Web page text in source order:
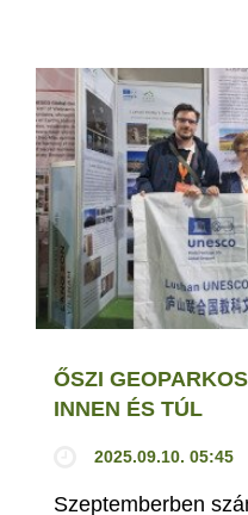
ŐSZI
INNEN ÉS TÚL
2025.09.10. 05:45
Szeptemberben